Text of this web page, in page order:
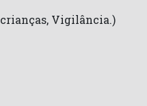
crianças, Vigilância.)